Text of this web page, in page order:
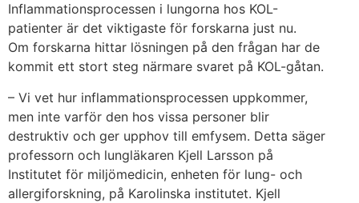
Inflammationsprocessen i lungorna hos KOL-
patienter är det viktigaste för forskarna just nu.
Om forskarna hittar lösningen på den frågan har de
kommit ett stort steg närmare svaret på KOL-gåtan.
– Vi vet hur inflammationsprocessen uppkommer,
men inte varför den hos vissa personer blir
destruktiv och ger upphov till emfysem. Detta säger
professorn och lungläkaren Kjell Larsson på
Institutet för miljömedicin, enheten för lung- och
allergiforskning, på Karolinska institutet. Kjell